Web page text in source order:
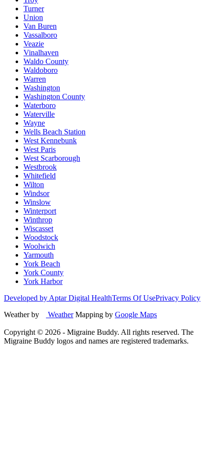
Turner
Union
Van Buren
Vassalboro
Veazie
Vinalhaven
Waldo County
Waldoboro
Warren
Washington
Washington County
Waterboro
Waterville
Wayne
Wells Beach Station
West Kennebunk
West Paris
West Scarborough
Westbrook
Whitefield
Wilton
Windsor
Winslow
Winterport
Winthrop
Wiscasset
Woodstock
Woolwich
Yarmouth
York Beach
York County
York Harbor
Developed by Aptar Digital HealthTerms Of UsePrivacy Policy
Weather by
WeatherMapping by Google Maps
Copyright © 2026 - Migraine Buddy. All rights reserved. The
Migraine Buddy logos and names are registered trademarks.